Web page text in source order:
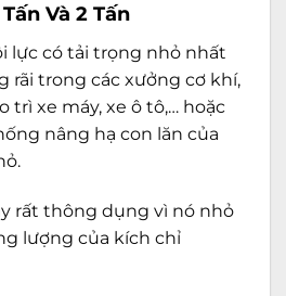
Và 2 Tấn
lực có tải trọng nhỏ nhất
rãi trong các xưởng cơ khí,
trì xe máy, xe ô tô,… hoặc
nâng hạ con lăn của
rất thông dụng vì nó nhỏ
lượng của kích chỉ